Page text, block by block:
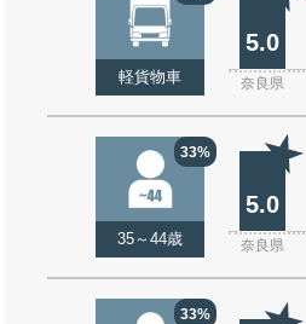
軽貨物車
5.0
奈良県
33%
35～44歳
5.0
奈良県
33%